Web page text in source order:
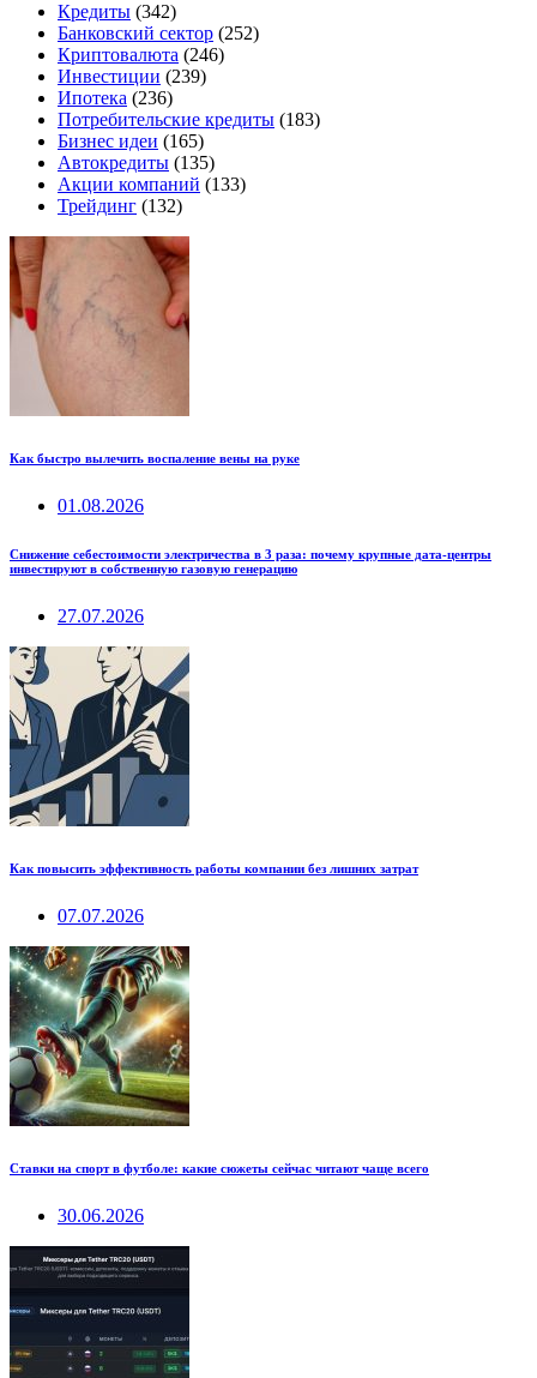
Кредиты (342)
Банковский сектор (252)
Криптовалюта (246)
Инвестиции (239)
Ипотека (236)
Потребительские кредиты (183)
Бизнес идеи (165)
Автокредиты (135)
Акции компаний (133)
Трейдинг (132)
Как быстро вылечить воспаление вены на руке
01.08.2026
Снижение себестоимости электричества в 3 раза: почему крупные дата-центры
инвестируют в собственную газовую генерацию
27.07.2026
Как повысить эффективность работы компании без лишних затрат
07.07.2026
Ставки на спорт в футболе: какие сюжеты сейчас читают чаще всего
30.06.2026